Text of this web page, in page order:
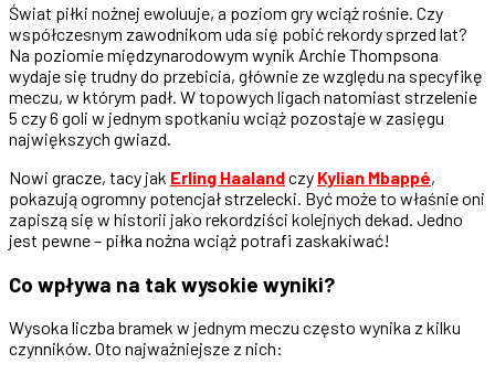
Świat piłki nożnej ewoluuje, a poziom gry wciąż rośnie. Czy
współczesnym zawodnikom uda się pobić rekordy sprzed lat?
Na poziomie międzynarodowym wynik Archie Thompsona
wydaje się trudny do przebicia, głównie ze względu na specyfikę
meczu, w którym padł. W topowych ligach natomiast strzelenie
5 czy 6 goli w jednym spotkaniu wciąż pozostaje w zasięgu
największych gwiazd.
Nowi gracze, tacy jak Erling Haalandczy Kylian Mbappé,
pokazują ogromny potencjał strzelecki. Być może to właśnie oni
zapiszą się w historii jako rekordziści kolejnych dekad. Jedno
jest pewne – piłka nożna wciąż potrafi zaskakiwać!
Co wpływa na tak wysokie wyniki?
Wysoka liczba bramek w jednym meczu często wynika z kilku
czynników. Oto najważniejsze z nich: